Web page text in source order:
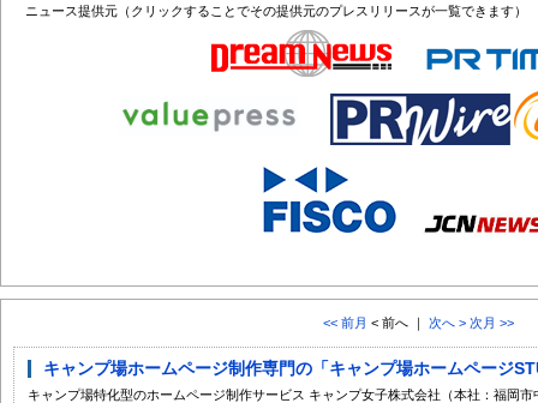
ニュース提供元（クリックすることでその提供元のプレスリリースが一覧できます）
<< 前月 < 前へ ｜ 次へ > 次月 >>
キャンプ場ホームページ制作専門の「キャンプ場ホームページ
キャンプ場特化型のホームページ制作サービス キャンプ女子株式会社（本社：福岡